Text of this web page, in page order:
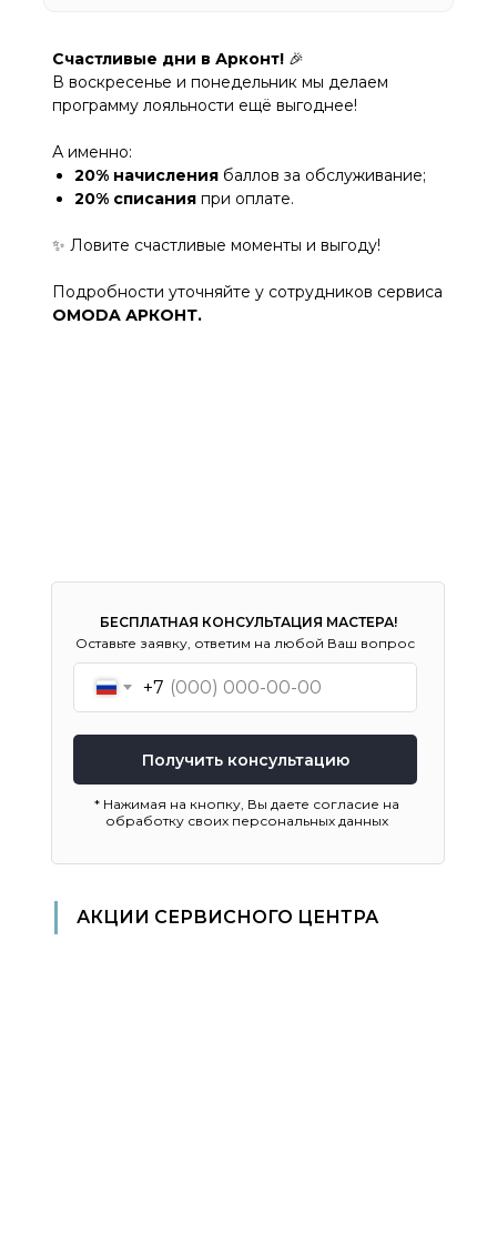
Счастливые дни в Арконт! 🎉
В воскресенье и понедельник мы делаем
программу лояльности ещё выгоднее!
А именно:
20% начисления баллов за обслуживание;
20% списания при оплате.
✨ Ловите счастливые моменты и выгоду!
Подробности уточняйте у сотрудников сервиса
OMODA АРКОНТ.
+7
Получить консультацию
БЕСПЛАТНАЯ КОНСУЛЬТАЦИЯ МАСТЕРА!
* Нажимая на кнопку, Вы даете согласие на
обработку своих персональных данных
Оставьте заявку, ответим на любой Ваш вопрос
АКЦИИ СЕРВИСНОГО ЦЕНТРА